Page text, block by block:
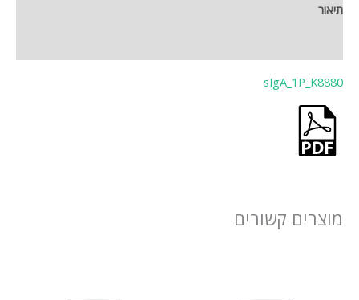
תיאור
sIgA_1P_K8880
מוצרים קשורים